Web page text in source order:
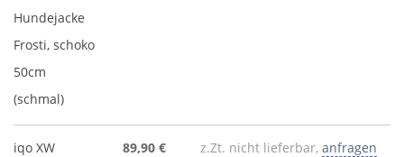
Hundejacke
Frosti, schoko
50cm
(schmal)
iqo XW
89,90 € z.Zt. nicht lieferbar, anfragen